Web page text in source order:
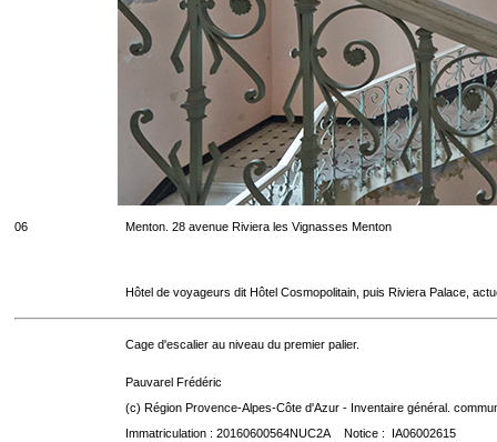
06 Menton. 28 avenue Riviera les Vignasses Menton
Hôtel de voyageurs dit Hôtel Cosmopolitain, puis Riviera Palace,
Cage d'escalier au niveau du premier palier.
Pauvarel Frédéric
(c) Région Provence-Alpes-Côte d'Azur - Inventaire général.
Immatriculation : 20160600564NUC2A Notice : IA06002615